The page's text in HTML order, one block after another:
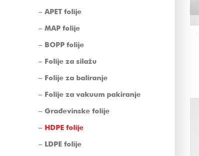
APET folije
MAP folije
BOPP folije
Folije za silažu
Folije za baliranje
Folije za vakuum pakiranje
Građevinske folije
HDPE folije
LDPE folije